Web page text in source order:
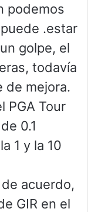
podemos
.estar
golpe, el
todavía
de mejora.
PGA Tour
0.1
1 y la 10
acuerdo,
GIR en el